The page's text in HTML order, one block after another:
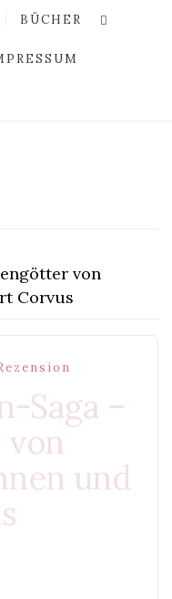
BÜCHER
von
Corvus
Saga –
von
und